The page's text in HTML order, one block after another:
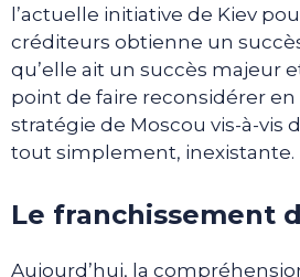
l’actuelle initiative de Kiev
créditeurs obtienne un
qu’elle ait un succès majeur
point de faire reconsidérer
stratégie de Moscou vis-à-vis
tout simplement, inexistante.
Le franchissement
Aujourd’hui, la